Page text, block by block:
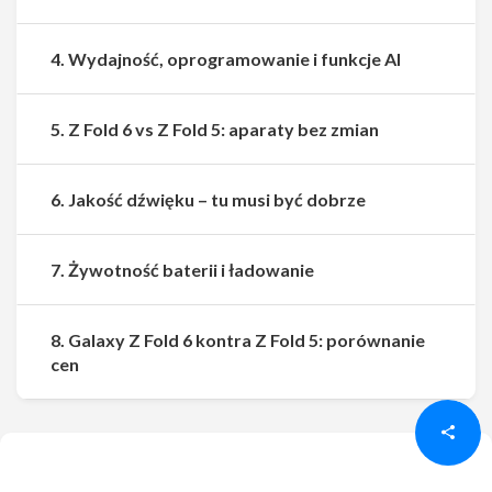
4. Wydajność, oprogramowanie i funkcje AI
5. Z Fold 6 vs Z Fold 5: aparaty bez zmian
6. Jakość dźwięku – tu musi być dobrze
7. Żywotność baterii i ładowanie
8. Galaxy Z Fold 6 kontra Z Fold 5: porównanie
cen